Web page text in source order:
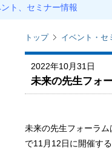
ト、セミナー情報
トップ イベント・セ
2022年10月31日
未来の先生フォ
未来の先生フォーラ
で11月12日に開催する